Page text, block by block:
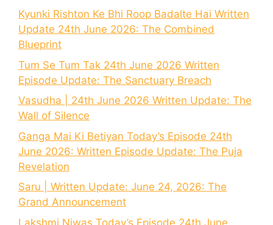
Kyunki Rishton Ke Bhi Roop Badalte Hai Written
Update 24th June 2026: The Combined
Blueprint
Tum Se Tum Tak 24th June 2026 Written
Episode Update: The Sanctuary Breach
Vasudha | 24th June 2026 Written Update: The
Wall of Silence
Ganga Mai Ki Betiyan Today’s Episode 24th
June 2026: Written Episode Update: The Puja
Revelation
Saru | Written Update: June 24, 2026: The
Grand Announcement
Lakshmi Niwas Today’s Episode 24th June